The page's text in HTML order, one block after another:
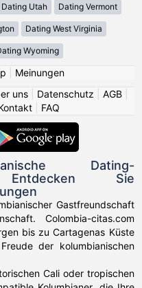
Dating Utah Dating Vermont
Dating West Virginia
Wyoming
Meinungen
uns Datenschutz AGB
FAQ
Dating-
Sie
Gastfreundschaft
Colombia-citas.com
bis zu Cartagenas Küste
der kolumbianischen
Cali oder tropischen